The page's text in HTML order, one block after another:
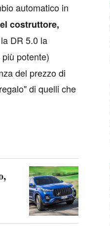
automatico in
costruttore,
DR 5.0 la
più potente)
del prezzo di
di quelli che